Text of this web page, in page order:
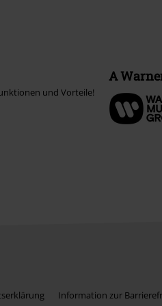
und Vorteile!
A
Information zur